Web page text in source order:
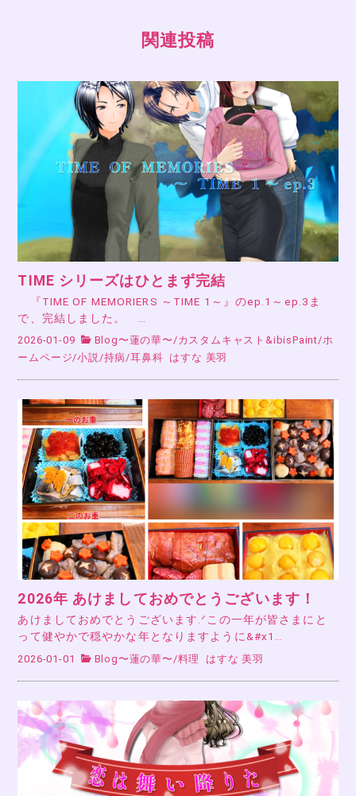
関連投稿
TIME シリーズはひとまず完結
『TIME OF MEMORIERS ～TIME 1～』のep.1～ep.3ま
で、完結しました。 …
2026-01-09 Blog〜蓮の華〜/カスタムキャスト&ibisPaint/ホ
ームページ/小説/持病/耳鼻科 はすな 美羽
2026年 あけましておめでとうございます！
あけましておめでとうございます.ᐟこの一年が皆さまにと
って健やかで穏やかな年となりますように&#x1…
2026-01-01 Blog〜蓮の華〜 /料理 はすな 美羽